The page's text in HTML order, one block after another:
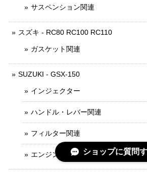
サスペンション関連
スズキ - RC80 RC100 RC110
ガスケット関連
SUZUKI - GSX-150
インジェクター
ハンドル・レバー関連
フィルター関連
エンジン関連 ショップに質問